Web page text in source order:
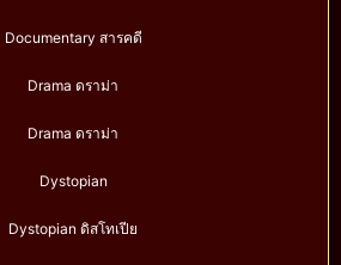
Documentary สารคดี
Drama ดราม่า
Drama ดราม่า
Dystopian
Dystopian ดิสโทเปีย